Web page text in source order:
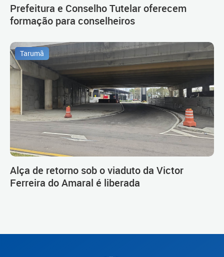
Prefeitura e Conselho Tutelar oferecem
formação para conselheiros
Tarumã
Alça de retorno sob o viaduto da Victor
Ferreira do Amaral é liberada